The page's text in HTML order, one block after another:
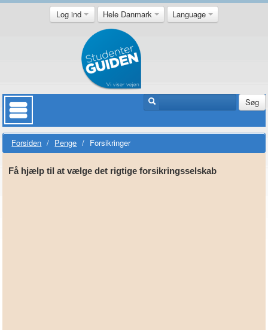
Log ind Hele Danmark Language
Søg
Forsiden / Penge / Forsikringer
Få hjælp til at vælge det rigtige forsikringsselskab